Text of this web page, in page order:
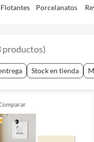
Porcelanatos
productos)
Stock en tienda
comparar